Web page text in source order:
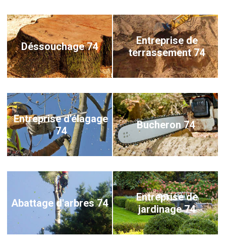
Déssouchage 74
Entreprise de
terrassement 74
Entreprise d'élagage
74
Bucheron 74
Abattage d'arbres 74
Entreprise de
jardinage 74